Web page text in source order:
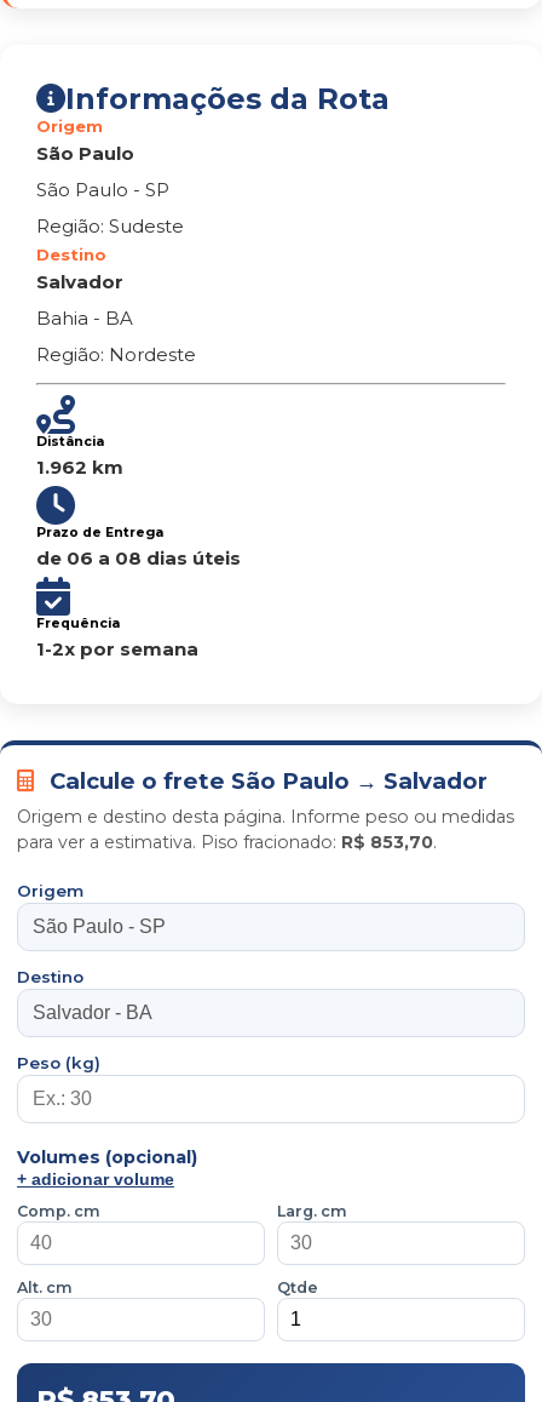
Informações da Rota
Origem
São Paulo
São Paulo - SP
Região: Sudeste
Destino
Salvador
Bahia - BA
Região: Nordeste
Distância
1.962 km
Prazo de Entrega
de 06 a 08 dias úteis
Frequência
1-2x por semana
Calcule o frete São Paulo → Salvador
Origem e destino desta página. Informe peso ou medidas
para ver a estimativa. Piso fracionado: R$ 853,70.
Origem
Destino
Peso (kg)
Volumes (opcional)
+ adicionar volume
Comp. cm Larg. cm
Alt. cm Qtde